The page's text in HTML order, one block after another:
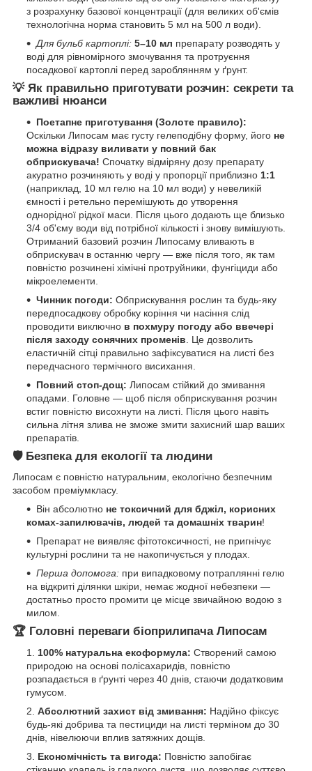
з розрахунку базової концентрації (для великих об'ємів
технологічна норма становить 5 мл на 500 л води).
Для бульб картоплі: 5–10 мл препарату розводять у
воді для рівномірного змочування та протруєння
посадкової картоплі перед зароблянням у ґрунт.
💡 Як правильно приготувати розчин: секрети та
важливі нюанси
Поетапне приготування (Золоте правило):
Оскільки Липосам має густу гелеподібну форму, його не
можна відразу виливати у повний бак
обприскувача! Спочатку відміряну дозу препарату
акуратно розчиняють у воді у пропорції приблизно 1:1
(наприклад, 10 мл гелю на 10 мл води) у невеликій
ємності і ретельно перемішують до утворення
однорідної рідкої маси. Після цього додають ще близько
3/4 об'єму води від потрібної кількості і знову вимішують.
Отриманий базовий розчин Липосаму вливають в
обприскувач в останню чергу — вже після того, як там
повністю розчинені хімічні протруйники, фунгіциди або
мікроелементи.
Чинник погоди: Обприскування рослин та будь-яку
передпосадкову обробку коріння чи насіння слід
проводити виключно в похмуру погоду або ввечері
після заходу сонячних променів . Це дозволить
еластичній сітці правильно зафіксуватися на листі без
передчасного термічного висихання.
Повний стоп-дощ: Липосам стійкий до змивання
опадами. Головне — щоб після обприскування розчин
встиг повністю висохнути на листі. Після цього навіть
сильна літня злива не зможе змити захисний шар ваших
препаратів.
🛡️ Безпека для екології та людини
Липосам є повністю натуральним, екологічно безпечним
засобом преміумкласу.
Він абсолютно не токсичний для бджіл, корисних
комах-запилювачів, людей та домашніх тварин!
Препарат не виявляє фітотоксичності, не пригнічує
культурні рослини та не накопичується у плодах.
Перша допомога: при випадковому потраплянні гелю
на відкриті ділянки шкіри, немає жодної небезпеки —
достатньо просто промити це місце звичайною водою з
милом.
🏆 Головні переваги біоприлипача Липосам
100% натуральна екоформула: Створений самою
природою на основі полісахаридів, повністю
розпадається в ґрунті через 40 днів, стаючи додатковим
гумусом.
Абсолютний захист від змивання: Надійно фіксує
будь-які добрива та пестициди на листі терміном до 30
днів, нівелюючи вплив затяжних дощів.
Економічність та вигода: Повністю запобігає